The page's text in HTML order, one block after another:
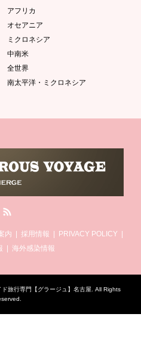
アフリカ
オセアニア
ミクロネシア
中南米
全世界
南太平洋・ミクロネシア
内 採用情報
PRIVACY POLICY
海外感染情報
旅行専門【グラージュ】名古屋 . All Rights